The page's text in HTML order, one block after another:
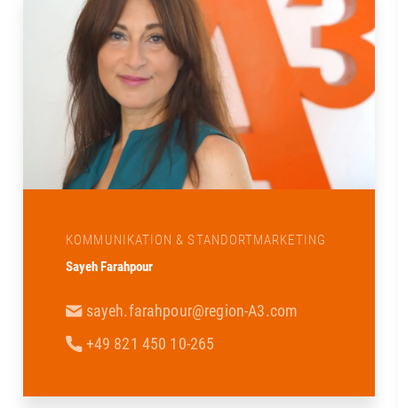
KOMMUNIKATION & STANDORTMARKETING
Sayeh Farahpour
sayeh.farahpour@region-A3.com
+49 821 450 10-265